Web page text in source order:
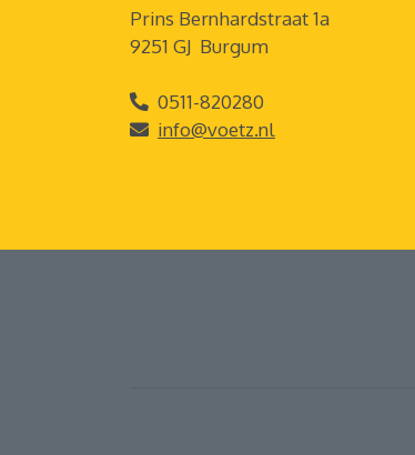
Prins Bernhardstraat 1a
9251 GJ Burgum
0511-820280
info@voetz.nl